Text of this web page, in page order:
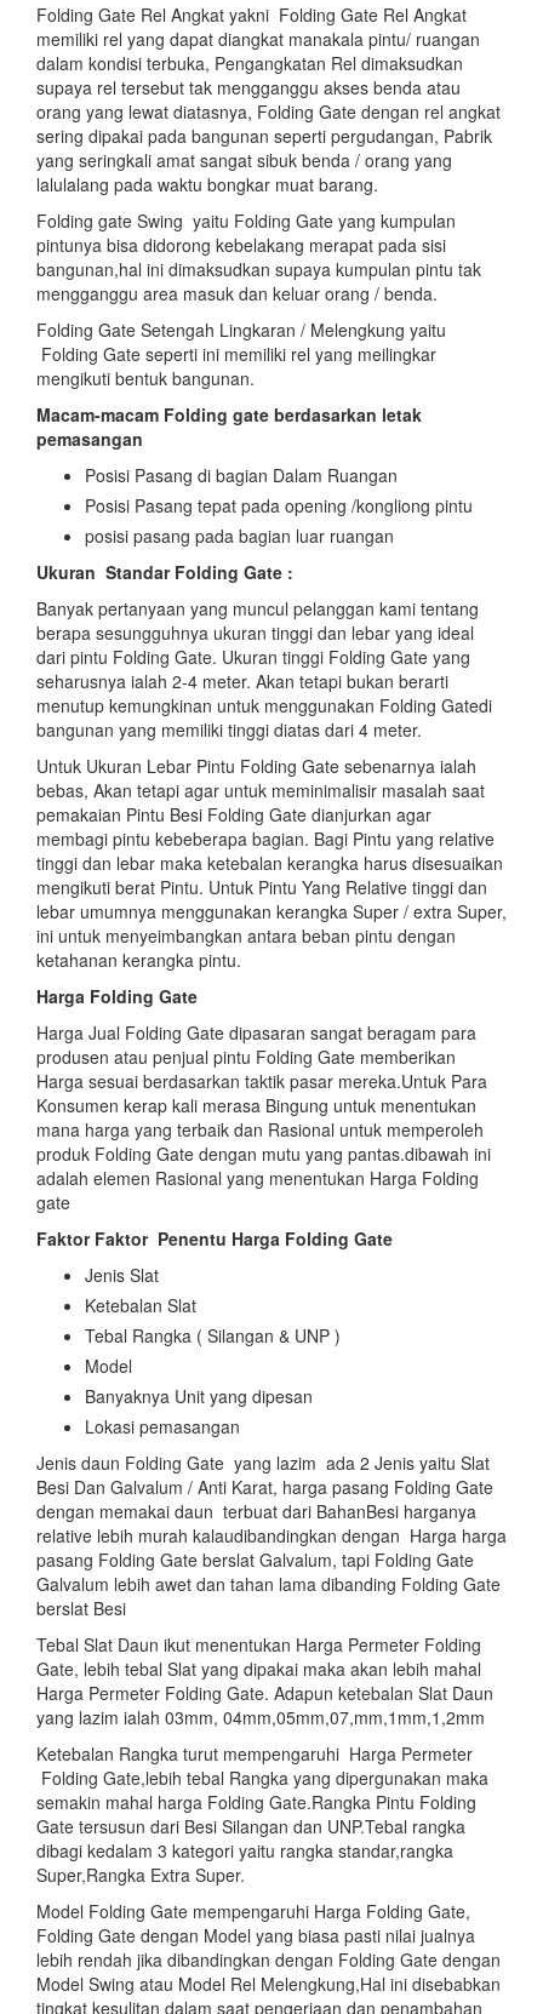
Folding Gate Rel Angkat yakni Folding Gate Rel Angkat
memiliki rel yang dapat diangkat manakala pintu/ ruangan
dalam kondisi terbuka, Pengangkatan Rel dimaksudkan
supaya rel tersebut tak mengganggu akses benda atau
orang yang lewat diatasnya, Folding Gate dengan rel angkat
sering dipakai pada bangunan seperti pergudangan, Pabrik
yang seringkali amat sangat sibuk benda / orang yang
lalulalang pada waktu bongkar muat barang.
Folding gate Swing yaitu Folding Gate yang kumpulan
pintunya bisa didorong kebelakang merapat pada sisi
bangunan,hal ini dimaksudkan supaya kumpulan pintu tak
mengganggu area masuk dan keluar orang / benda.
Folding Gate Setengah Lingkaran / Melengkung yaitu
Folding Gate seperti ini memiliki rel yang meilingkar
mengikuti bentuk bangunan.
Macam-macam Folding gate berdasarkan letak
pemasangan
Posisi Pasang di bagian Dalam Ruangan
Posisi Pasang tepat pada opening /kongliong pintu
posisi pasang pada bagian luar ruangan
Ukuran Standar Folding Gate :
Banyak pertanyaan yang muncul pelanggan kami tentang
berapa sesungguhnya ukuran tinggi dan lebar yang ideal
dari pintu Folding Gate. Ukuran tinggi Folding Gate yang
seharusnya ialah 2-4 meter. Akan tetapi bukan berarti
menutup kemungkinan untuk menggunakan Folding Gatedi
bangunan yang memiliki tinggi diatas dari 4 meter.
Untuk Ukuran Lebar Pintu Folding Gate sebenarnya ialah
bebas, Akan tetapi agar untuk meminimalisir masalah saat
pemakaian Pintu Besi Folding Gate dianjurkan agar
membagi pintu kebeberapa bagian. Bagi Pintu yang relative
tinggi dan lebar maka ketebalan kerangka harus disesuaikan
mengikuti berat Pintu. Untuk Pintu Yang Relative tinggi dan
lebar umumnya menggunakan kerangka Super / extra Super,
ini untuk menyeimbangkan antara beban pintu dengan
ketahanan kerangka pintu.
Harga Folding Gate
Harga Jual Folding Gate dipasaran sangat beragam para
produsen atau penjual pintu Folding Gate memberikan
Harga sesuai berdasarkan taktik pasar mereka.Untuk Para
Konsumen kerap kali merasa Bingung untuk menentukan
mana harga yang terbaik dan Rasional untuk memperoleh
produk Folding Gate dengan mutu yang pantas.dibawah ini
adalah elemen Rasional yang menentukan Harga Folding
gate
Faktor Faktor Penentu Harga Folding Gate
Jenis Slat
Ketebalan Slat
Tebal Rangka ( Silangan & UNP )
Model
Banyaknya Unit yang dipesan
Lokasi pemasangan
Jenis daun Folding Gate yang lazim ada 2 Jenis yaitu Slat
Besi Dan Galvalum / Anti Karat, harga pasang Folding Gate
dengan memakai daun terbuat dari BahanBesi harganya
relative lebih murah kalaudibandingkan dengan Harga harga
pasang Folding Gate berslat Galvalum, tapi Folding Gate
Galvalum lebih awet dan tahan lama dibanding Folding Gate
berslat Besi
Tebal Slat Daun ikut menentukan Harga Permeter Folding
Gate, lebih tebal Slat yang dipakai maka akan lebih mahal
Harga Permeter Folding Gate. Adapun ketebalan Slat Daun
yang lazim ialah 03mm, 04mm,05mm,07,mm,1mm,1,2mm
Ketebalan Rangka turut mempengaruhi Harga Permeter
Folding Gate,lebih tebal Rangka yang dipergunakan maka
semakin mahal harga Folding Gate.Rangka Pintu Folding
Gate tersusun dari Besi Silangan dan UNP.Tebal rangka
dibagi kedalam 3 kategori yaitu rangka standar,rangka
Super,Rangka Extra Super.
Model Folding Gate mempengaruhi Harga Folding Gate,
Folding Gate dengan Model yang biasa pasti nilai jualnya
lebih rendah jika dibandingkan dengan Folding Gate dengan
Model Swing atau Model Rel Melengkung,Hal ini disebabkan
tingkat kesulitan dalam saat pengerjaan dan penambahan